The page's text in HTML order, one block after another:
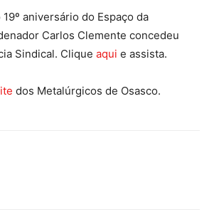
aniversário do Espaço da
Carlos Clemente concedeu
Sindical. Clique aqui e assista.
dos Metalúrgicos de Osasco.